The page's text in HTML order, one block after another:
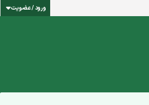
ورود / عضویت